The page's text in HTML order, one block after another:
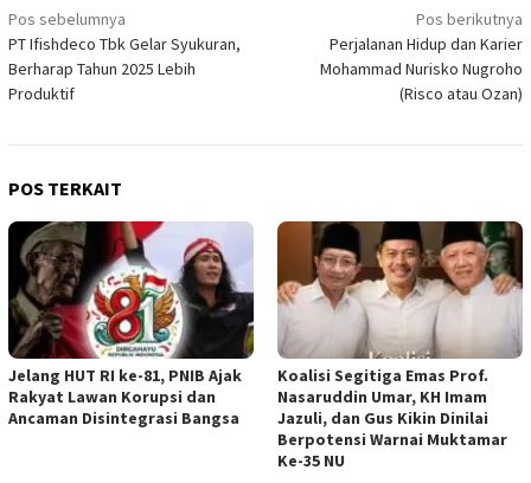
Navigasi
pos
Pos sebelumnya
PT Ifishdeco Tbk Gelar Syukuran,
Berharap Tahun 2025 Lebih
Produktif
Pos berikutnya
Perjalanan Hidup dan Karier
Mohammad Nurisko Nugroho
(Risco atau Ozan)
POS TERKAIT
Jelang HUT RI ke-81, PNIB Ajak
Rakyat Lawan Korupsi dan
Ancaman Disintegrasi Bangsa
Koalisi Segitiga Emas Prof.
Nasaruddin Umar, KH Imam
Jazuli, dan Gus Kikin Dinilai
Berpotensi Warnai Muktamar
Ke-35 NU